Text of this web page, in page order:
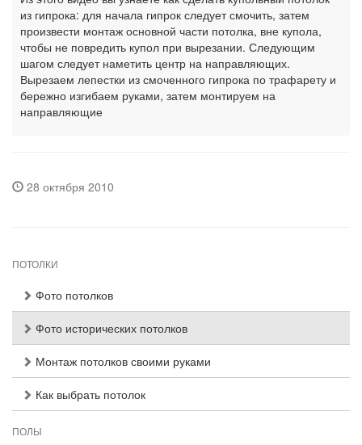
из гипрока: для начала гипрок следует смочить, затем
произвести монтаж основной части потолка, вне купола,
чтобы не повредить купол при вырезании. Следующим
шагом следует наметить центр на направляющих.
Вырезаем лепестки из смоченного гипрока по трафарету и
бережно изгибаем руками, затем монтируем на
направляющие
28 октября 2010
ПОТОЛКИ
Фото потолков
Фото исторических потолков
Монтаж потолков своими руками
Как выбрать потолок
ПОЛЫ